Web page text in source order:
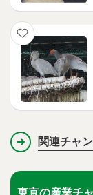
関連チャ